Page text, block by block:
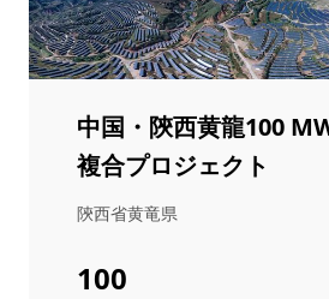
中国・陝西黄龍100
複合プロジェクト
陝西省黄竜県
100